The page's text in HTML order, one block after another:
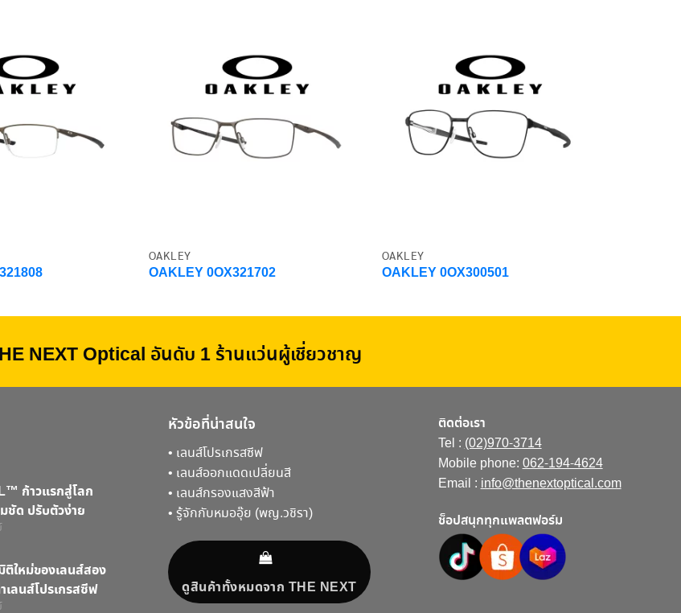
OAKLEY
OAKLEY 0OX321702
OAKLEY
OAKLEY 0OX300501
NEXT Optical อันดับ 1 ร้านแว่นผู้เชี่ยวชาญ
ก้าวแรกสู่โลก
ชัด ปรับตัวง่าย
ใหม่ของเลนส์สอง
เลนส์โปรเกรสซีฟ
หัวข้อที่น่าสนใจ
• เลนส์โปรเกรสซีฟ
• เลนส์ออกแดดเปลี่ยนสี
• เลนส์กรองแสงสีฟ้า
• รู้จักกับหมออุ๊ย (พญ.วชิรา)
ดูสินค้าทั้งหมดจาก THE NEXT
ติดต่อเรา
Tel :(02)970-3714
Mobile phone:062-194-4624
Email :info@thenextoptical.com
ช็อปสนุกทุกแพลตฟอร์ม